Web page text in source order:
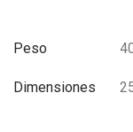
Peso
Dimensiones